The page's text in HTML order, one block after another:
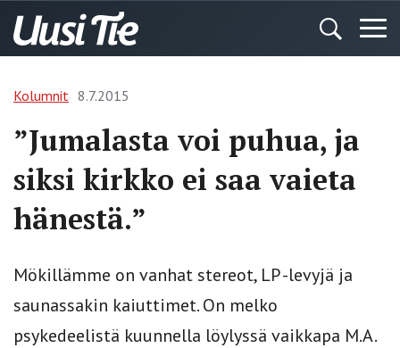
Kolumnit 8.7.2015
”Jumalasta voi puhua, ja
siksi kirkko ei saa vaieta
hänestä.”
Mökillämme on vanhat stereot, LP -levyjä ja
saunassakin kaiuttimet. On melko
psykedeelistä kuunnella löylyssä vaikkapa M.A.